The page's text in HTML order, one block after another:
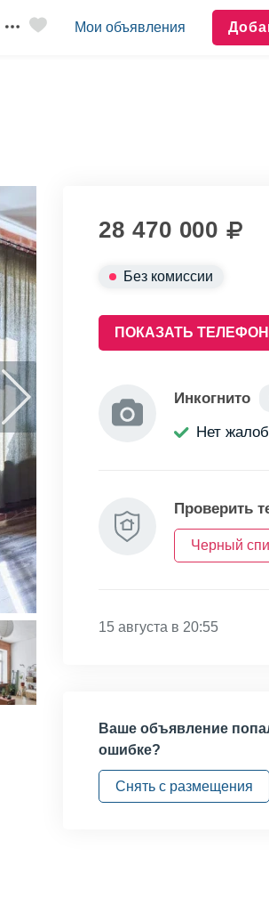
Мои объявления
28 470 000
Без комиссии
ПОКАЗАТЬ ТЕЛЕФОН
Инкогнито
Нет жалоб
Проверить
Черный
15 августа в 20:55
Ваше объявление
ошибке?
Снять с размещения